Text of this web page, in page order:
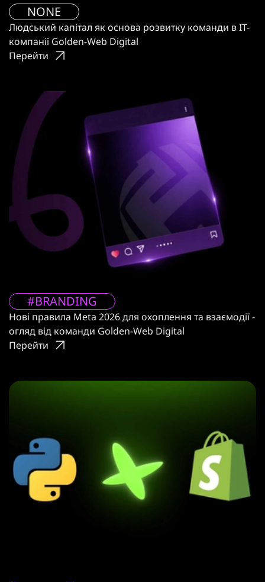
NONE
Людський капітал як основа розвитку команди в IT-
компанії Golden-Web Digital
Перейти
#BRANDING
Нові правила Meta 2026 для охоплення та взаємодії -
огляд від команди Golden-Web Digital
Перейти